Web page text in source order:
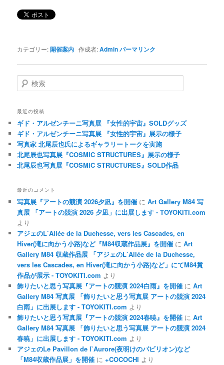
カテゴリー:開催案内 作成者:Adminパーマリンク
検索
最近の投稿
ギド・アルゼンチーニ写真展 『女性的宇宙』SOLDグッズ
ギド・アルゼンチーニ写真展 『女性的宇宙』展示の様子
写真家 北尾辰也氏によるギャラリートークを実施
北尾辰也写真展『COSMIC STRUCTURES』展示の様子
北尾辰也写真展『COSMIC STRUCTURES』SOLD作品
最近のコメント
写真展『アートの競演 2026夕凪』を開催 にArt Gallery M84 写
真展 「アートの競演 2026 夕凪」に出展します - TOYOKITI.com
より
アジェのL`Allée de la Duchesse, vers les Cascades, en
Hiver(滝に向かう小路)など『M84収蔵作品展』を開催 にArt
Gallery M84 収蔵作品展 「アジェのL`Allée de la Duchesse,
vers les Cascades, en Hiver(滝に向かう小路)など」にてM84賞
作品が展示 - TOYOKITI.com より
飾りたいと思う写真展『アートの競演 2024白雨』を開催 にArt
Gallery M84 写真展 「飾りたいと思う写真展 アートの競演 2024
白雨」に出展します - TOYOKITI.com より
飾りたいと思う写真展『アートの競演 2024春暁』を開催 にArt
Gallery M84 写真展 「飾りたいと思う写真展 アートの競演 2024
春暁」に出展します - TOYOKITI.com より
アジェのLe Pavillon de l`Aurore(夜明けのパビリオン)など
「M84収蔵作品展」を開催 に+COCOCHI より